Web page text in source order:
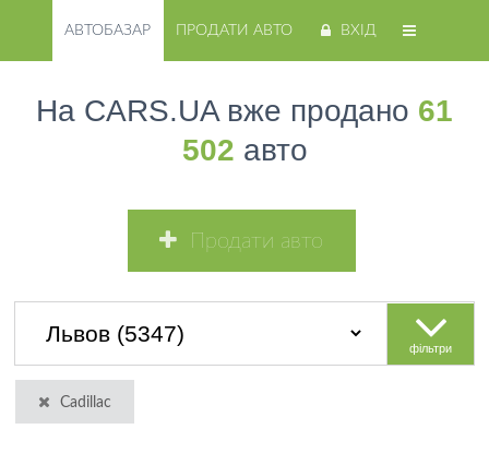
АВТОБАЗАР ПРОДАТИ АВТО ВХІД
На CARS.UA вже продано 61
502 авто
Продати авто
фільтри
Cadillac